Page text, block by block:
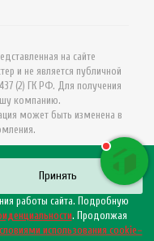
на сайте
и не является публичной
(2) ГК РФ. Для получения
компанию.
может быть изменена в
Принять
работы сайта. Подробную
. Продолжая
использования cookie–